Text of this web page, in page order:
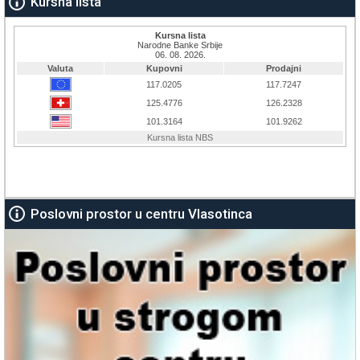
Poslovni prostor u centru Vlasotinca